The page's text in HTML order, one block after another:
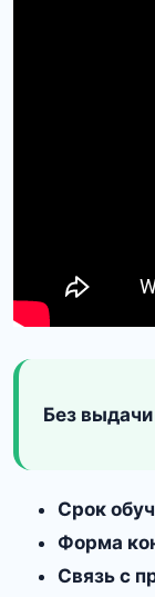
Без
Срок
Форма
Связь с